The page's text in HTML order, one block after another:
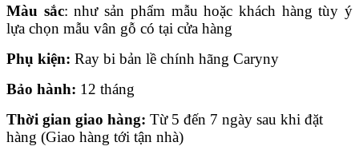
Màu sắc: như sản phẩm mẫu hoặc khách hàng tùy ý
lựa chọn mẫu vân gỗ có tại cửa hàng
Phụ kiện: Ray bi bản lề chính hãng Caryny
Bảo hành: 12 tháng
Thời gian giao hàng: Từ 5 đến 7 ngày sau khi đặt
hàng (Giao hàng tới tận nhà)